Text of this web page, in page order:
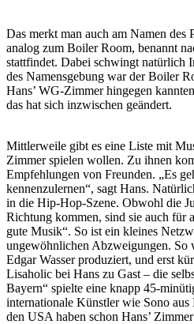
Das merkt man auch am Namen des
analog zum Boiler Room, benannt
stattfindet. Dabei schwingt natürlich
des Namensgebung war der Boiler
Hans’ WG-Zimmer hingegen
das hat sich inzwischen geändert.
Mittlerweile gibt es eine Liste mit
Zimmer spielen wollen. Zu ihnen
Empfehlungen von Freunden. „Es
kennenzulernen“, sagt Hans.
in die Hip-Hop-Szene. Obwohl die
Richtung kommen, sind sie auch für
gute Musik“. So ist ein kleines
ungewöhnlichen Abzweigungen. So
Edgar Wasser produziert, und erst
Lisaholic bei Hans zu Gast – die
Bayern“ spielte eine knapp 45-
internationale Künstler wie Sono
den USA haben schon Hans’